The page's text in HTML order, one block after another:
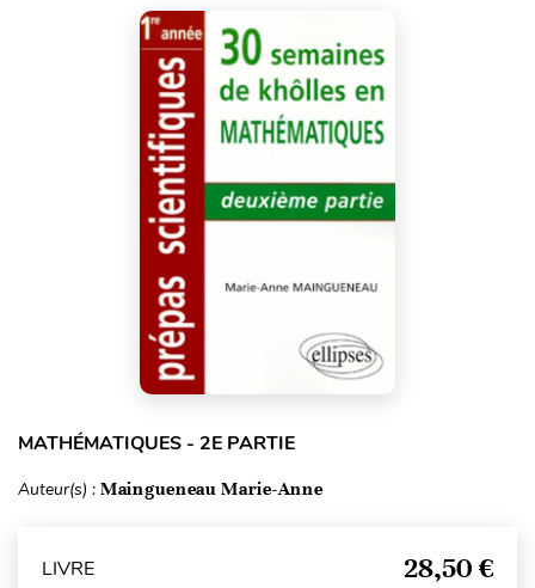
MATHÉMATIQUES - 2E PARTIE
Auteur(s) : Maingueneau Marie-Anne
LIVRE 28,50 €